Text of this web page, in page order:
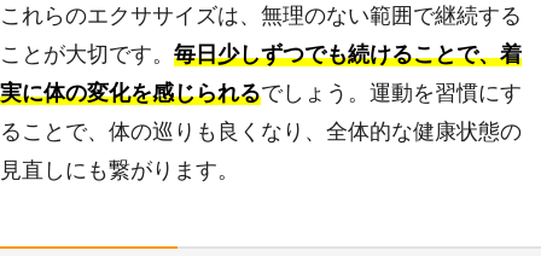
これらのエクササイズは、無理のない範囲で継続する
ことが大切です。 毎日少しずつでも続けることで、着
実に体の変化を感じられるでしょう。運動を習慣にす
ることで、体の巡りも良くなり、全体的な健康状態の
見直しにも繋がります。